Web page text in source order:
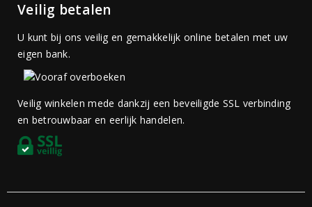
Veilig betalen
U kunt bij ons veilig en gemakkelijk online betalen met uw
eigen bank.
Veilig winkelen mede dankzij een beveiligde SSL verbinding
en betrouwbaar en eerlijk handelen.